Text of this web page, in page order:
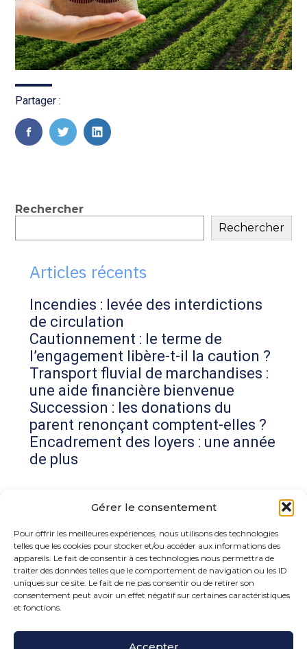
Gérer le consentement
Pour offrir les meilleures expériences, nous utilisons des technologies
telles que les cookies pour stocker et/ou accéder aux informations des
appareils. Le fait de consentir à ces technologies nous permettra de
traiter des données telles que le comportement de navigation ou les ID
uniques sur ce site. Le fait de ne pas consentir ou de retirer son
consentement peut avoir un effet négatif sur certaines caractéristiques
et fonctions.
Accepter
Partager :
FaceBook
TwitterLinkedIn
Blog
sidebar
Rechercher
Rechercher
Articles récents
Incendies : levée des interdictions
de circulation
Cautionnement : le terme de
l’engagement libère-t-il la caution ?
Transport fluvial de marchandises :
une aide financière bienvenue
Succession : les donations du
parent renonçant comptent-elles ?
Encadrement des loyers : une année
de plus
Commentaires récents
Aucun commentaire à afficher.